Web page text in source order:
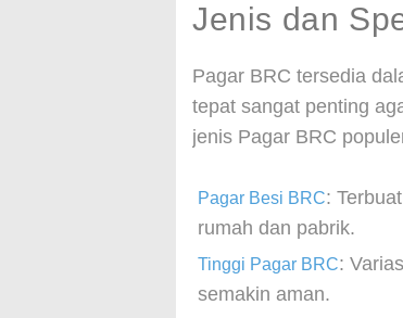
Jenis dan
Pagar BRC tersedia
tepat sangat penting
jenis Pagar BRC
Pagar Besi BRC:
rumah dan pabrik.
Tinggi Pagar BRC:
semakin aman.